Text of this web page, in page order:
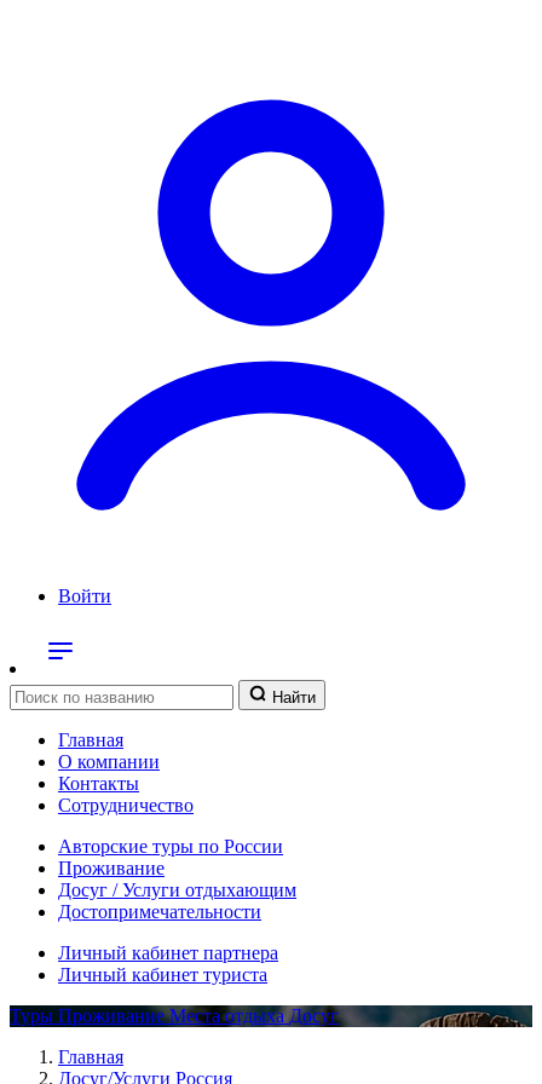
Войти
Найти
Главная
О компании
Контакты
Сотрудничество
Авторские туры по России
Проживание
Досуг / Услуги отдыхающим
Достопримечательности
Личный кабинет партнера
Личный кабинет туриста
Туры ПроживаниеМеста отдыха Досуг
Главная
Досуг/Услуги Россия